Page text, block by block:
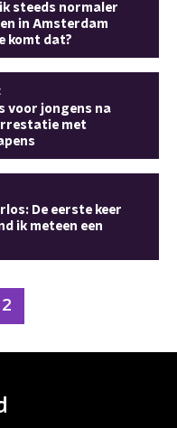
steeds normaler
in Amsterdam
komt dat?
voor jongens na
met
De eerste keer
ik meteen een
2